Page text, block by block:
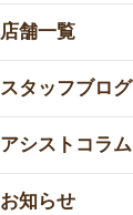
店舗一覧
スタッフブログ
アシストコラム
お知らせ